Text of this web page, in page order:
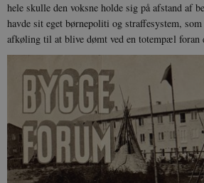
hele skulle den voksne holde sig på afstand af
havde sit eget børnepoliti og straffesystem,
afkøling til at blive dømt ved en totempæl foran